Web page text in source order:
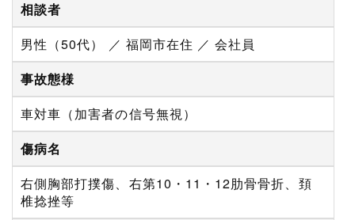
相談者
男性（50代） ／ 福岡市在住 ／ 会社員
事故態様
車対車（加害者の信号無視）
傷病名
右側胸部打撲傷、右第10・11・12肋骨骨折、頚
椎捻挫等